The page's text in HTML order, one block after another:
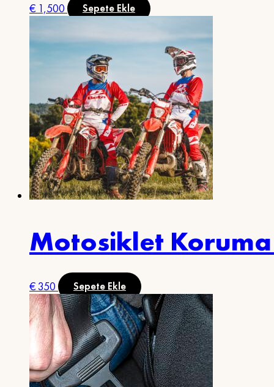
€ 1,500 Sepete Ekle
Motosiklet Koruma
€350 Sepete Ekle